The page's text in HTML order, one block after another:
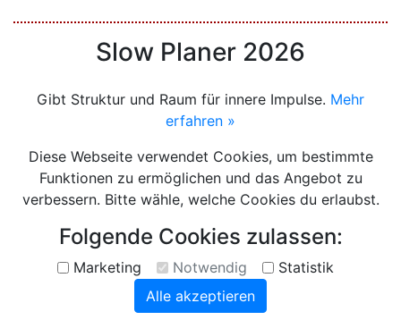
Slow Planer 2026
Gibt Struktur und Raum für innere Impulse. Mehr
erfahren »
Diese Webseite verwendet Cookies, um bestimmte
Funktionen zu ermöglichen und das Angebot zu
verbessern. Bitte wähle, welche Cookies du erlaubst.
Folgende Cookies zulassen:
Marketing Notwendig
Statistik
Alle akzeptieren